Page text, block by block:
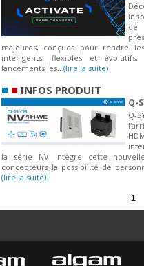
de
majeures, conçues pour rendre
intelligents, flexibles et
lancements les...(lire la suite)
■ ■ INFOS PRODUIT
Q-
Q-
la série NV intègre cette
concepteurs la possibilité de
(lire la suite)
1